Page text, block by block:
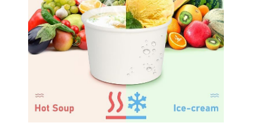
Sản Phẩm
Về Chúng
Chuyến
Tham Quan
Nhà Máy